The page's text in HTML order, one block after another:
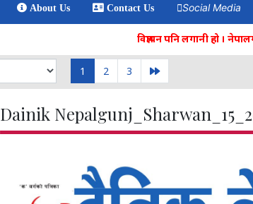
About Us Contact Us Social Media
विज्ञापन पनि लगानी हो ।
1 2 3
Dainik